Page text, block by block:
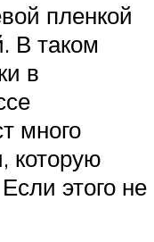
пленкой
В таком
в
много
которую
этого не